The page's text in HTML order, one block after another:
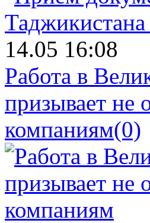
14.05 16:08
Работа в
призывает не
компаниям(0)